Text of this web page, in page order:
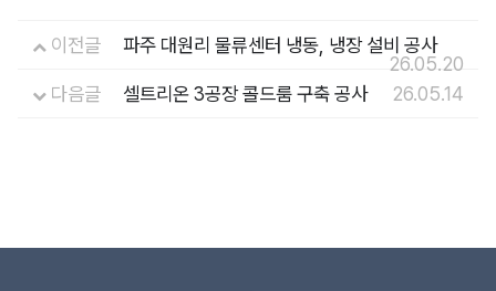
이전글
파주 대원리 물류센터 냉동, 냉장 설비 공사
26.05.20
다음글
셀트리온 3공장 콜드룸 구축 공사 26.05.14